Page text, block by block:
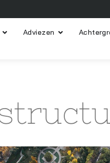
Adviezen